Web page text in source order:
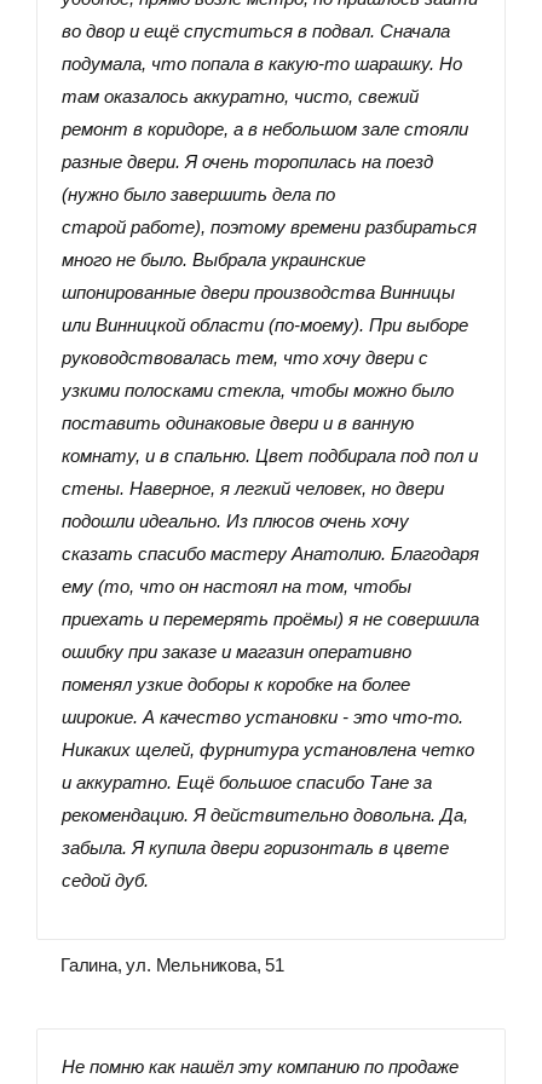
во двор и ещё спуститься в подвал. Сначала
подумала, что попала в какую-то шарашку. Но
там оказалось аккуратно, чисто, свежий
ремонт в коридоре, а в небольшом зале стояли
разные двери. Я очень торопилась на поезд
(нужно было завершить дела по
старой работе), поэтому времени разбираться
много не было. Выбрала украинские
шпонированные двери производства Винницы
или Винницкой области (по-моему). При выборе
руководствовалась тем, что хочу двери с
узкими полосками стекла, чтобы можно было
поставить одинаковые двери и в ванную
комнату, и в спальню. Цвет подбирала под пол и
стены. Наверное, я легкий человек, но двери
подошли идеально. Из плюсов очень хочу
сказать спасибо мастеру Анатолию. Благодаря
ему (то, что он настоял на том, чтобы
приехать и перемерять проёмы) я не совершила
ошибку при заказе и магазин оперативно
поменял узкие доборы к коробке на более
широкие. А качество установки - это что-то.
Никаких щелей, фурнитура установлена четко
и аккуратно. Ещё большое спасибо Тане за
рекомендацию. Я действительно довольна. Да,
забыла. Я купила двери горизонталь в цвете
седой дуб.
Галина, ул. Мельникова, 51
Не помню как нашёл эту компанию по продаже